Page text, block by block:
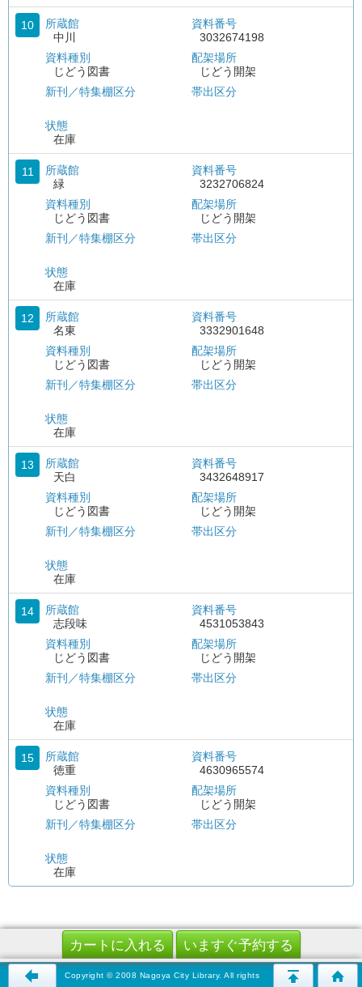
10
所蔵館
中川
資料種別
じどう図書
新刊／特集棚区分
状態
在庫
資料番号
3032674198
配架場所
じどう開架
帯出区分
11
所蔵館
緑
資料種別
じどう図書
新刊／特集棚区分
状態
在庫
資料番号
3232706824
配架場所
じどう開架
帯出区分
12
所蔵館
名東
資料種別
じどう図書
新刊／特集棚区分
状態
在庫
資料番号
3332901648
配架場所
じどう開架
帯出区分
13
所蔵館
天白
資料種別
じどう図書
新刊／特集棚区分
状態
在庫
資料番号
3432648917
配架場所
じどう開架
帯出区分
14
所蔵館
志段味
資料種別
じどう図書
新刊／特集棚区分
状態
在庫
資料番号
4531053843
配架場所
じどう開架
帯出区分
15
所蔵館
徳重
資料種別
じどう図書
新刊／特集棚区分
状態
在庫
資料番号
4630965574
配架場所
じどう開架
帯出区分
Copyright © 2008 Nagoya City Library. All rights